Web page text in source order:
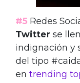
#5 Redes
Twitter se
indignación y
del tipo
en trending